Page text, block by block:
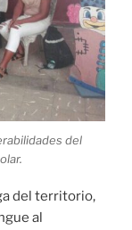
del
del territorio,
al